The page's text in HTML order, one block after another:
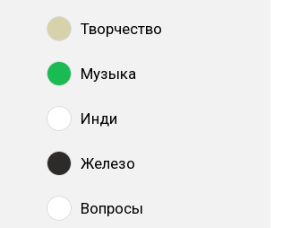
Творчество
Музыка
Инди
Железо
Вопросы